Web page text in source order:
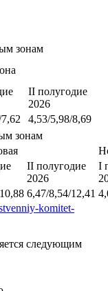
зонам
II полугодие
2026
4,53/5,98/8,69
зонам
II полугодие
2026
I
6,47/8,54/12,41
komitet-
следующим